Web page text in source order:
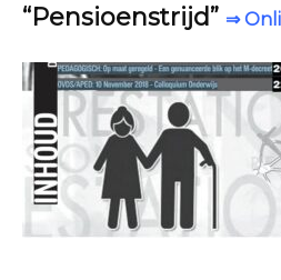
“Pensioenstrijd” ⇒